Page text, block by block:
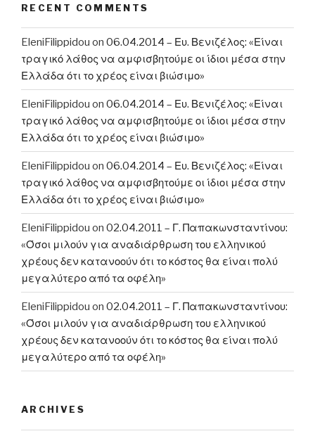
RECENT COMMENTS
EleniFilippidou on 06.04.2014 – Ευ. Βενιζέλος: «Είναι
τραγικό λάθος να αμφισβητούμε οι ίδιοι μέσα στην
Ελλάδα ότι το χρέος είναι βιώσιμο»
EleniFilippidou on 06.04.2014 – Ευ. Βενιζέλος: «Είναι
τραγικό λάθος να αμφισβητούμε οι ίδιοι μέσα στην
Ελλάδα ότι το χρέος είναι βιώσιμο»
EleniFilippidou on 06.04.2014 – Ευ. Βενιζέλος: «Είναι
τραγικό λάθος να αμφισβητούμε οι ίδιοι μέσα στην
Ελλάδα ότι το χρέος είναι βιώσιμο»
EleniFilippidou on 02.04.2011 – Γ. Παπακωνσταντίνου:
«Όσοι μιλούν για αναδιάρθρωση του ελληνικού
χρέους δεν κατανοούν ότι το κόστος θα είναι πολύ
μεγαλύτερο από τα οφέλη»
EleniFilippidou on 02.04.2011 – Γ. Παπακωνσταντίνου:
«Όσοι μιλούν για αναδιάρθρωση του ελληνικού
χρέους δεν κατανοούν ότι το κόστος θα είναι πολύ
μεγαλύτερο από τα οφέλη»
ARCHIVES